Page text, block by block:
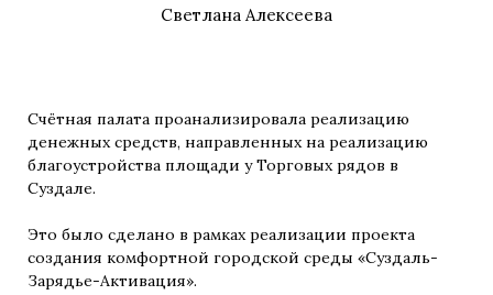
Светлана Алексеева
Счётная палата проанализировала реализацию
денежных средств, направленных на реализацию
благоустройства площади у Торговых рядов в
Суздале.
Это было сделано в рамках реализации проекта
создания комфортной городской среды «Суздаль-
Зарядье-Активация».